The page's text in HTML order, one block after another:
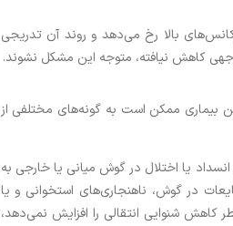
بالا رخ می‌دهد و روند آن تدریجی
کاهش نیافته، متوجه این مشکل نشوند.
بیماری ممکن است به گونه‌های مختلفی از
یا اختلال در گوش میانی یا خارجی به
در گوش، ناهنجاری‌های استخوانی و یا
شنوایی انتقالی را افزایش نمی‌دهد،